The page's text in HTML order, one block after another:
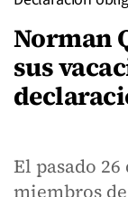
Norman
sus
El pasado
miembros